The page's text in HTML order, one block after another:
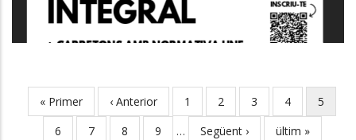
Pagination
First
page
« Primer
Previous
page
‹ Anterior Page
1 Page
2 Page
3 Page
4
Current
page
5
Page
6 Page
7 Page
8 Page
9 …
Next
Següent ›
Last
ültim »